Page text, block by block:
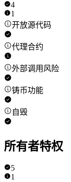
4
1
开放源代码
代理合约
外部调用风险
铸币功能
自毁
所有者特权
5
1